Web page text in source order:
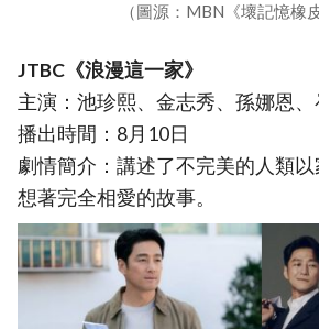
（圖源：MBN《壞記憶橡
JTBC《浪漫這一家》
主演：池珍熙、金志秀、孫娜恩、
播出時間：8月10日
劇情簡介：講述了不完美的人類
想著完全相愛的故事。